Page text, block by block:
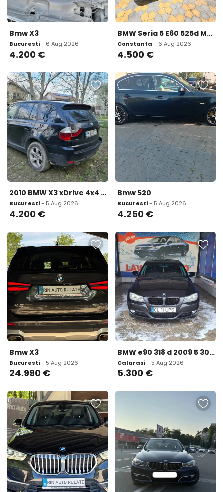
Bmw X3
Bucuresti- 6 Aug 2026
4.200 €
BMW Seria 5 E60 525d Motor M57 Automat Istoric Complet Bavaria Fost auto 4 500 eur
Constanta - 6 Aug 2026
4.500 €
2010 BMW X3 xDrive 4x4 4 200 eur
Bucuresti- 5 Aug 2026
4.200 €
Bmw 520
Bucuresti- 5 Aug 2026
4.250 €
Bmw X3
Bucuresti- 5 Aug 2026
24.990 €
BMW e90 318 d 2009 5 300 eur
Calarasi- 5 Aug 2026
5.300 €